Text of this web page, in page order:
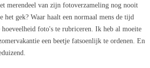
merendeel van zijn fotoverzameling nog nooit
het gek? Waar haalt een normaal mens de tijd
foto's te rubriceren. Ik heb al moeite
een beetje fatsoenlijk te ordenen. En